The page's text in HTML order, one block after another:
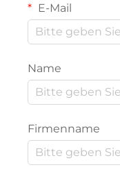
E-Mail
Name
Firmenname